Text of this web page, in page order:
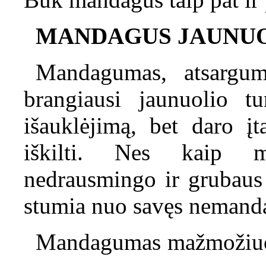
MANDAGUS
Mandagumas,
brangiausi jaunuolio
išauklėjimą, bet daro
iškilti. Nes kaip
nedrausmingo ir
stumia nuo savęs
Mandagumas